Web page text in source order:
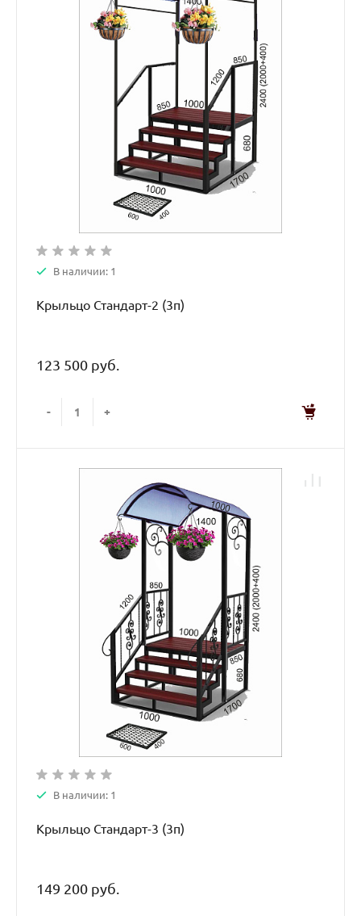
В наличии: 1
Крыльцо Стандарт-2 (3п)
123 500 руб.
- +
В наличии: 1
Крыльцо Стандарт-3 (3п)
149 200 руб.